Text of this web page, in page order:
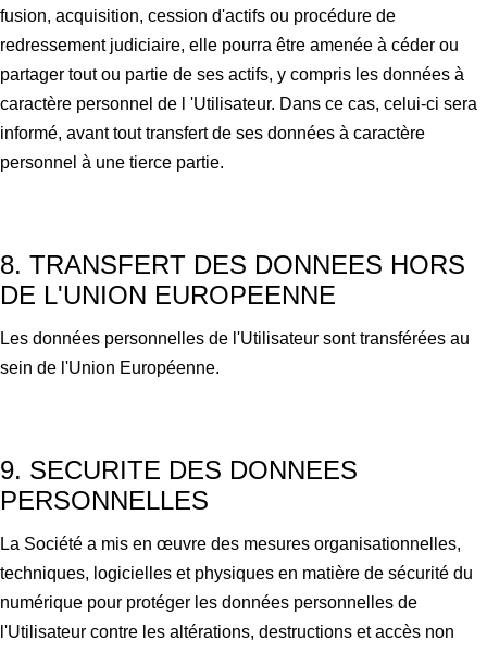
fusion, acquisition, cession d'actifs ou procédure de
redressement judiciaire, elle pourra être amenée à céder ou
partager tout ou partie de ses actifs, y compris les données à
caractère personnel de l 'Utilisateur. Dans ce cas, celui-ci sera
informé, avant tout transfert de ses données à caractère
personnel à une tierce partie.
8. TRANSFERT DES DONNEES HORS
DE L'UNION EUROPEENNE
Les données personnelles de l'Utilisateur sont transférées au
sein de l'Union Européenne.
9. SECURITE DES DONNEES
PERSONNELLES
La Société a mis en œuvre des mesures organisationnelles,
techniques, logicielles et physiques en matière de sécurité du
numérique pour protéger les données personnelles de
l'Utilisateur contre les altérations, destructions et accès non